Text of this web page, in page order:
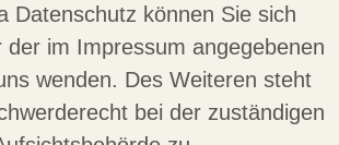
Datenschutz können Sie sich
der im Impressum angegebenen
wenden. Des Weiteren steht
bei der zuständigen